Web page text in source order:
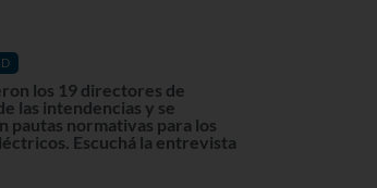
los 19 directores de
las intendencias y se
pautas normativas para los
Escuchá la entrevista